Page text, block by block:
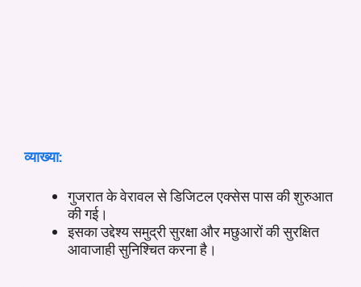
व्याख्या:
गुजरात के वेरावल से डिजिटल एक्सेस पास की शुरुआत
की गई।
इसका उद्देश्य समुद्री सुरक्षा और मछुआरों की सुरक्षित
आवाजाही सुनिश्चित करना है।